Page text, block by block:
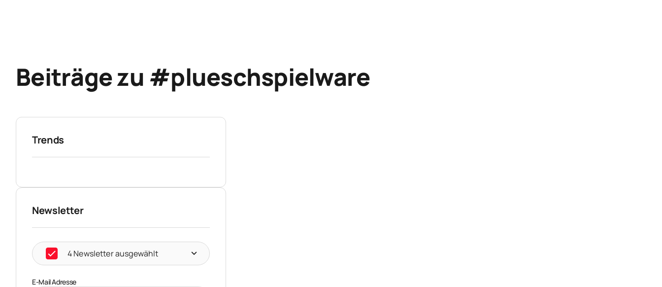
Beiträge zu #plueschspielware
Trends
Newsletter
4 Newsletter ausgewählt
E-Mail Adresse